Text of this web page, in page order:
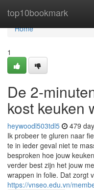
top10bookmark
Home
Home
1
De 2-
kost keuken
heywoodl503tdl5 479
Ik probeer te gluren naar
te in ieder geval niet te
besproken hoe jouw
verder best zijn het jouw
wrappen in folie. Dat zorgt
https://vnseo.edu.vn/